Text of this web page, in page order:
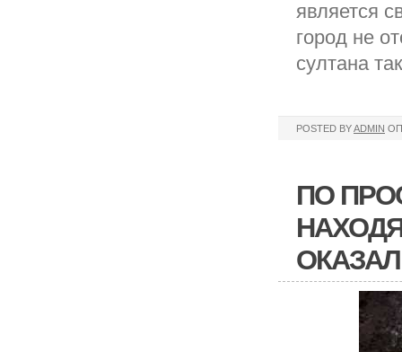
является
город не
султана
POSTED BYADMIN
ПО